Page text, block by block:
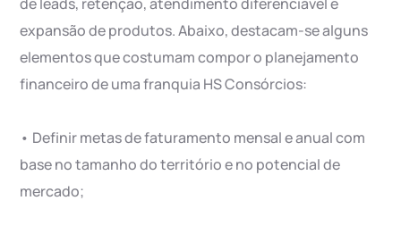
expansão de produtos. Abaixo, destacam-se alguns
elementos que costumam compor o planejamento
financeiro de uma franquia HS Consórcios:
• Definir metas de faturamento mensal e anual com
base no tamanho do território e no potencial de
mercado;